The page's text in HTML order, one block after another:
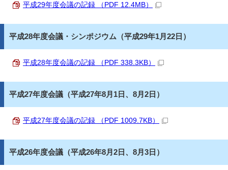
平成29年度会議の記録 （PDF 12.4MB）
平成28年度会議・シンポジウム（平成29年1月22日）
平成28年度会議の記録 （PDF 338.3KB）
平成27年度会議（平成27年8月1日、8月2日）
平成27年度会議の記録 （PDF 1009.7KB）
平成26年度会議（平成26年8月2日、8月3日）